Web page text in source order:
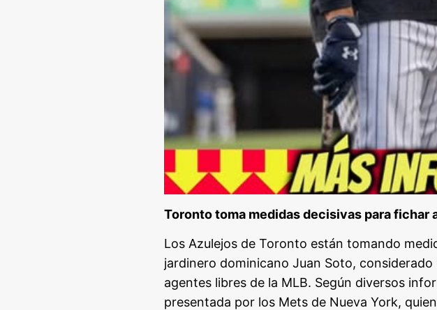
Toronto toma medidas decisivas para fichar
Los Azulejos de Toronto están tomando
jardinero dominicano Juan Soto,
agentes libres de la MLB. Según diversos
presentada por los Mets de Nueva York,